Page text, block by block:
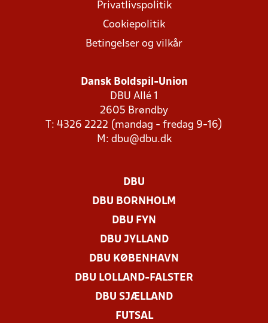
Privatlivspolitik
Cookiepolitik
Betingelser og vilkår
Dansk Boldspil-Union
DBU Allé 1
2605 Brøndby
T: 4326 2222 (mandag - fredag 9-16)
M: dbu@dbu.dk
DBU
DBU BORNHOLM
DBU FYN
DBU JYLLAND
DBU KØBENHAVN
DBU LOLLAND-FALSTER
DBU SJÆLLAND
FUTSAL